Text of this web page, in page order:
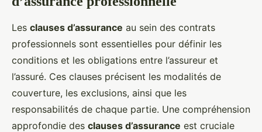
Les clauses d’assurance au sein des contrats
professionnels sont essentielles pour définir les
conditions et les obligations entre l’assureur et
l’assuré. Ces clauses précisent les modalités de
couverture, les exclusions, ainsi que les
responsabilités de chaque partie. Une compréhension
approfondie des clauses d’assurance est cruciale